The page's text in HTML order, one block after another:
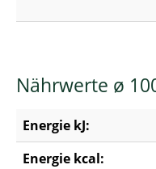
Nährwerte ø
Energie kJ:
Energie kcal: